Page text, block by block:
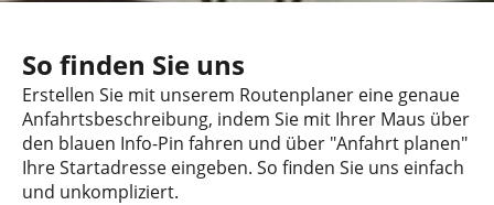
So finden Sie uns
Erstellen Sie mit unserem Routenplaner eine genaue
Anfahrtsbeschreibung, indem Sie mit Ihrer Maus über
den blauen Info-Pin fahren und über "Anfahrt planen"
Ihre Startadresse eingeben. So finden Sie uns einfach
und unkompliziert.